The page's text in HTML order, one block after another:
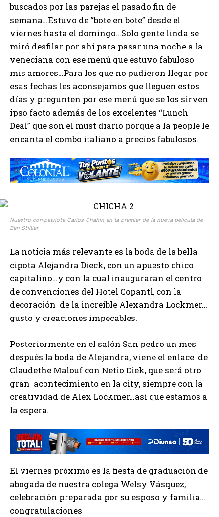
buscados por las parejas el pasado fin de
semana…Estuvo de “bote en bote” desde el
viernes hasta el domingo…Solo gente linda se
miró desfilar por ahí para pasar una noche a la
veneciana con ese menú que estuvo fabuloso
mis amores…Para los que no pudieron llegar por
esas fechas les aconsejamos que lleguen estos
días y pregunten por ese menú que se los sirven
ipso facto además de los excelentes “Lunch
Deal” que son el must diario porque a la people le
encanta el combo italiano a precios fabulosos.
Nuestro compatriota Carlos Chahin en la premier de la nueva pelicula de
Ben Stilller
La noticia más relevante es la boda de la bella
cipota Alejandra Dieck, con un apuesto chico
capitalino…y con la cual inauguraran el centro
de convenciones del Hotel Copantl, con la
decoración de la increíble Alexandra Lockmer…
gusto y creaciones impecables.
Posteriormente en el salón San pedro un mes
después la boda de Alejandra, viene el enlace de
Claudethe Malouf con Netio Diek, que será otro
gran acontecimiento en la city, siempre con la
creatividad de Alex Lockmer…así que estamos a
la espera.
El viernes próximo es la fiesta de graduación de
abogada de nuestra colega Welsy Vásquez,
celebración preparada por su esposo y familia…
congratulaciones